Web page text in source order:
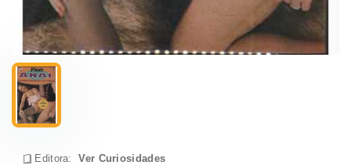
Editora:Ver Curiosidades